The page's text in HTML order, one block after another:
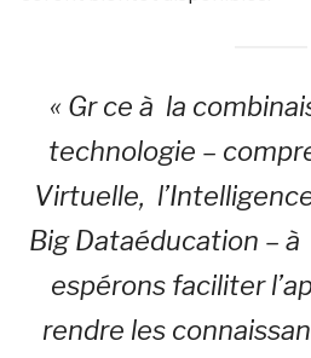
« Gr ce à la
technologie –
Virtuelle,
Big Dataéducation – à
espérons faciliter
rendre les